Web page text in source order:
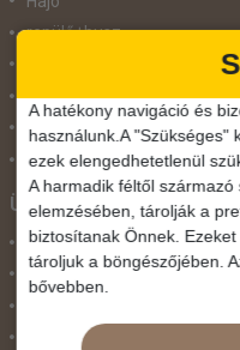
repülő+busz
Repülővel
Szolgáltatás
Vonat
Ünnepek
Adventi hetek
Húsvét
Karnevál
A hatékony navigáció és
használunk.A "Szükséges"
ezek elengedhetetlenül
A harmadik féltől
elemzésében, tárolják a
biztosítanak Önnek.
tároljuk a böngészőjében.
bővebben.